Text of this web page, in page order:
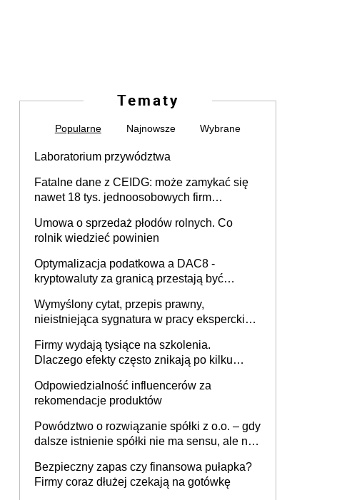
Tematy
Popularne Najnowsze Wybrane
Laboratorium przywództwa
Fatalne dane z CEIDG: może zamykać się
nawet 18 tys. jednoosobowych firm
Umowa o sprzedaż płodów rolnych. Co
rolnik wiedzieć powinien
Optymalizacja podatkowa a DAC8 -
kryptowaluty za granicą przestają być
Wymyślony cytat, przepis prawny,
nieistniejąca sygnatura w pracy eksperckiej -
firmie
Firmy wydają tysiące na szkolenia.
Dlaczego efekty często znikają po kilku
Odpowiedzialność influencerów za
rekomendacje produktów
Powództwo o rozwiązanie spółki z o.o. – gdy
dalsze istnienie spółki nie ma sensu, ale nie
Bezpieczny zapas czy finansowa pułapka?
Firmy coraz dłużej czekają na gotówkę